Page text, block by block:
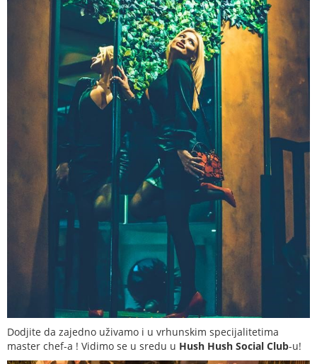
Dodjite da zajedno uživamo i u vrhunskim specijalitetima
master chef-a ! Vidimo se u sredu u Hush Hush Social Club-u!